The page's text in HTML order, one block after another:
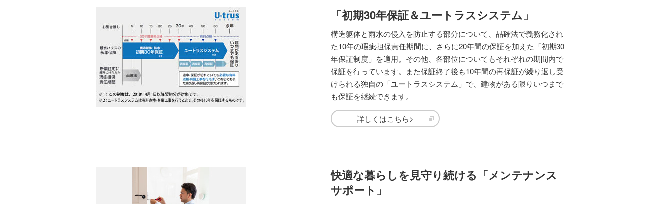
「初期30年保証＆ユートラスシステム」
構造躯体と雨水の侵入を防止する部分について、品確法で義務化され
た10年の瑕疵担保責任期間に、さらに20年間の保証を加えた「初期30
年保証制度」を適用。その他、各部位についてもそれぞれの期間内で
保証を行っています。また保証終了後も10年間の再保証が繰り返し受
けられる独自の「ユートラスシステム」で、建物がある限りいつまで
も保証を継続できます。
詳しくはこちら>
快適な暮らしを見守り続ける「メンテナンス
サポート」